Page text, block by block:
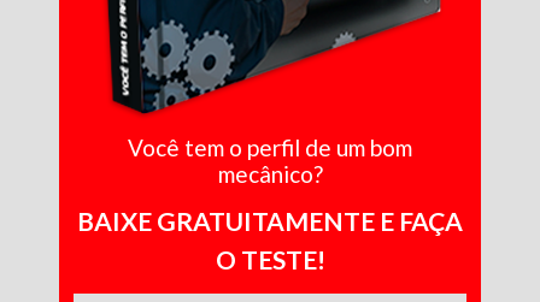
Você tem o perfil de um bom
mecânico?
BAIXE GRATUITAMENTE E FAÇA
O TESTE!